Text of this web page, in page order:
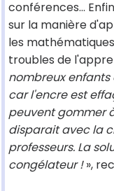
conférences...
sur la manière
les
troubles de
nombreux enfants
car l'encre est
peuvent gommer
disparait avec la
professeurs. La
congélateur !»,